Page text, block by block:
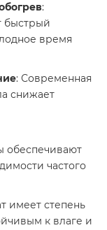
:
быстрый
время
: Современная
снижает
обеспечивают
частого
имеет степень
к влаге и